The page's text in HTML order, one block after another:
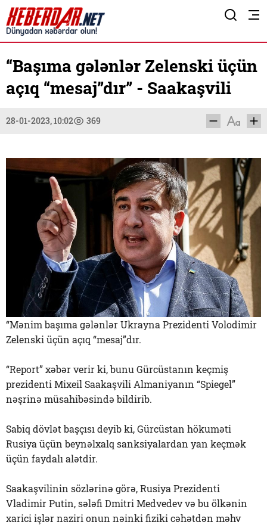
“Başıma gələnlər Zelenski üçün
açıq “mesaj”dır” - Saakaşvili
28-01-2023, 10:02 369
“Mənim başıma gələnlər Ukrayna Prezidenti Volodimir
Zelenski üçün açıq “mesaj”dır.
“Report” xəbər verir ki, bunu Gürcüstanın keçmiş
prezidenti Mixeil Saakaşvili Almaniyanın “Spiegel”
nəşrinə müsahibəsində bildirib.
Sabiq dövlət başçısı deyib ki, Gürcüstan hökuməti
Rusiya üçün beynəlxalq sanksiyalardan yan keçmək
üçün faydalı alətdir.
Saakaşvilinin sözlərinə görə, Rusiya Prezidenti
Vladimir Putin, sələfi Dmitri Medvedev və bu ölkənin
xarici işlər naziri onun nəinki fiziki cəhətdən məhv